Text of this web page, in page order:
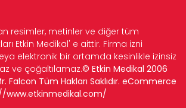
resimler, metinler ve diğer tüm
Etkin Medikal' e aittir. Firma izni
elektronik bir ortamda kesinlikle izinsiz
ve çoğaltılamaz.© Etkin Medikal 2006
Falcon Tüm Hakları Saklıdır. eCommerce
www.etkinmedikal.com/